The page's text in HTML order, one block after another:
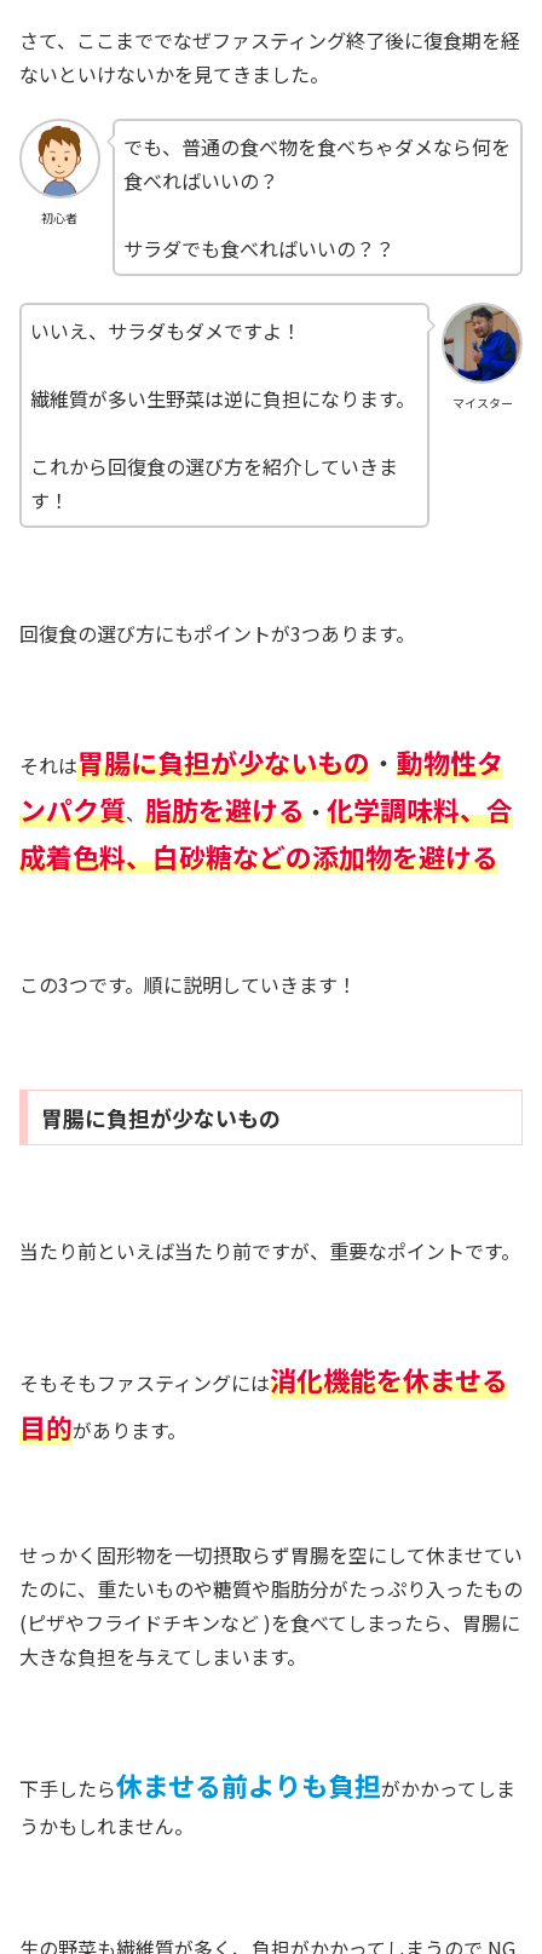
さて、ここまででなぜファスティング終了後に復食期を経
ないといけないかを見てきました。
初心者
でも、普通の食べ物を食べちゃダメなら何を
食べればいいの？
サラダでも食べればいいの？？
マイスター
いいえ、サラダもダメですよ！
繊維質が多い生野菜は逆に負担になります。
これから回復食の選び方を紹介していきま
す！
回復食の選び方にもポイントが3つあります。
それは胃腸に負担が少ないもの ・ 動物性タ
ンパク質、 脂肪を避ける ・ 化学調味料、合
成着色料、白砂糖などの添加物を避ける
この3つです。順に説明していきます！
胃腸に負担が少ないもの
当たり前といえば当たり前ですが、重要なポイントです。
そもそもファスティングには消化機能を休ませる
目的があります。
せっかく固形物を一切摂取らず胃腸を空にして休ませてい
たのに、重たいものや糖質や脂肪分がたっぷり入ったもの
(ピザやフライドチキンなど )を食べてしまったら、胃腸に
大きな負担を与えてしまいます。
下手したら休ませる前よりも負担がかかってしま
うかもしれません。
生の野菜も繊維質が多く、負担がかかってしまうので NG